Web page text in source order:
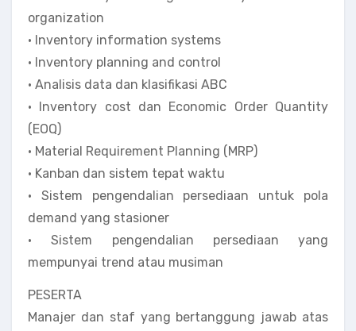
organization
• Inventory information systems
• Inventory planning and control
• Analisis data dan klasifikasi ABC
• Inventory cost dan Economic Order Quantity
(EOQ)
• Material Requirement Planning (MRP)
• Kanban dan sistem tepat waktu
• Sistem pengendalian persediaan untuk pola
demand yang stasioner
• Sistem pengendalian persediaan yang
mempunyai trend atau musiman
PESERTA
Manajer dan staf yang bertanggung jawab atas